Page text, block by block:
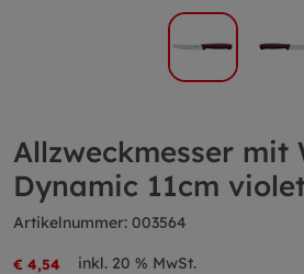
Allzweckmesser mit
Dynamic 11cm
Artikelnummer: 003564
€ 4,54 inkl. 20 % MwSt.